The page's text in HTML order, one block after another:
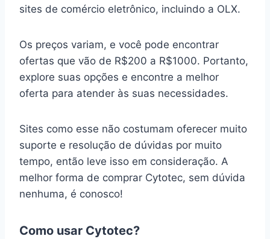
sites de comércio eletrônico, incluindo a OLX.
Os preços variam, e você pode encontrar
ofertas que vão de R$200 a R$1000. Portanto,
explore suas opções e encontre a melhor
oferta para atender às suas necessidades.
Sites como esse não costumam oferecer muito
suporte e resolução de dúvidas por muito
tempo, então leve isso em consideração. A
melhor forma de comprar Cytotec, sem dúvida
nenhuma, é conosco!
Como usar Cytotec?